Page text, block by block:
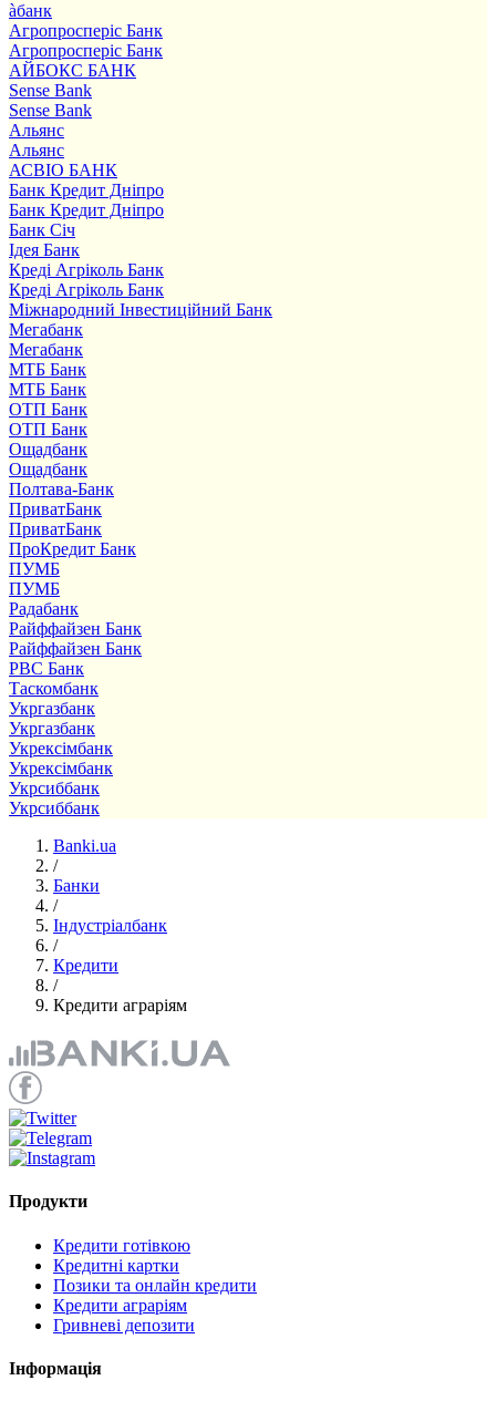
àбанк
Агропросперіс Банк
Агропросперіс Банк
АЙБОКС БАНК
Sense Bank
Sense Bank
Альянс
Альянс
АСВІО БАНК
Банк Кредит Дніпро
Банк Кредит Дніпро
Банк Січ
Ідея Банк
Креді Агріколь Банк
Креді Агріколь Банк
Міжнародний Інвестиційний Банк
Мегабанк
Мегабанк
МТБ Банк
МТБ Банк
ОТП Банк
ОТП Банк
Ощадбанк
Ощадбанк
Полтава-Банк
ПриватБанк
ПриватБанк
ПроКредит Банк
ПУМБ
ПУМБ
Радабанк
Райффайзен Банк
Райффайзен Банк
РВС Банк
Таскомбанк
Укргазбанк
Укргазбанк
Укрексімбанк
Укрексімбанк
Укрсиббанк
Укрсиббанк
Banki.ua
/
Банки
/
Індустріалбанк
/
Кредити
/
Кредити аграріям
Продукти
Кредити готівкою
Кредитні картки
Позики та онлайн кредити
Кредити аграріям
Гривневі депозити
Інформація